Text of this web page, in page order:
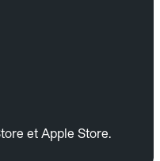
et Apple Store.